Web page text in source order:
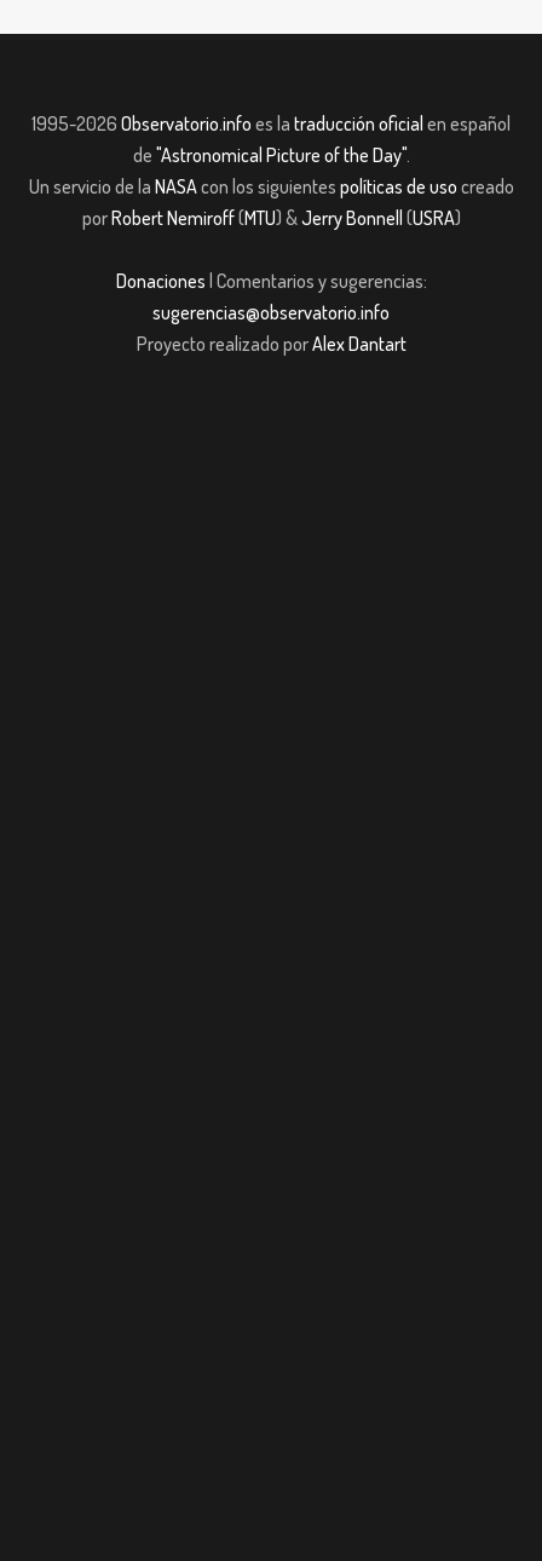
1995-2026 Observatorio.info es la traducción oficial en español
de "Astronomical Picture of the Day".
Un servicio de la NASAcon los siguientes políticas de uso creado
porRobert Nemiroff(MTU) &Jerry Bonnell (USRA)
Donaciones | Comentarios y sugerencias:
sugerencias@observatorio.info
Proyecto realizado porAlex Dantart